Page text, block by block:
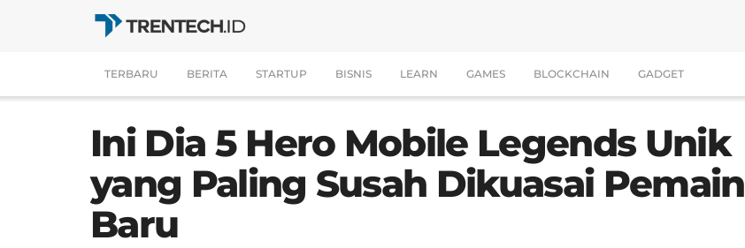
TERBARU BERITA STARTUP BISNIS LEARN GAMES BLOCKCHAIN GADGET
Ini Dia 5 Hero Mobile Legends Unik
yang Paling Susah Dikuasai Pemain
Baru